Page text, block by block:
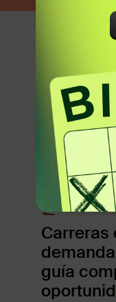
Carreras
guía